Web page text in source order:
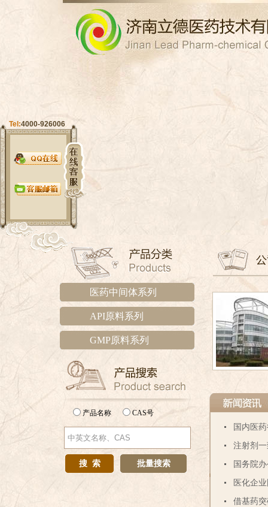
Tel:4000-926006
医药中间体系列
API原料系列
GMP原料系列
产品名称 CAS号
发公司、商
国内医
注射剂
陷入价
国务院
胺基-N-
溴素、
医化企
外有哪
借基药